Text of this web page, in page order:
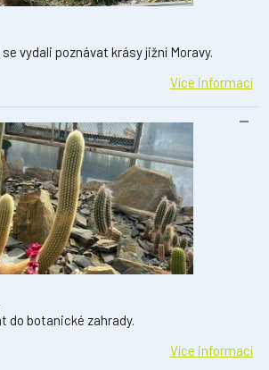
vydali poznávat krásy jižní Moravy.
Více informací
do botanické zahrady.
Více informací